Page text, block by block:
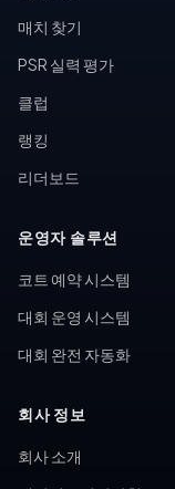
매치 찾기
PSR 실력 평가
클럽
랭킹
리더보드
운영자 솔루션
코트 예약 시스템
대회 운영 시스템
대회 완전 자동화
회사 정보
회사 소개